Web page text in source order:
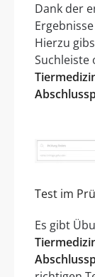
Dank der
Hierzu
Suchleiste
Test im
Es gibt